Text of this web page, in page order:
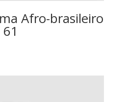
Afro-brasileiro